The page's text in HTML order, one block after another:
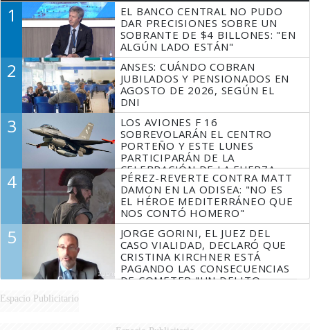
1
EL BANCO CENTRAL NO PUDO
DAR PRECISIONES SOBRE UN
SOBRANTE DE $4 BILLONES: "EN
ALGÚN LADO ESTÁN"
2
ANSES: CUÁNDO COBRAN
JUBILADOS Y PENSIONADOS EN
AGOSTO DE 2026, SEGÚN EL
DNI
3
LOS AVIONES F 16
SOBREVOLARÁN EL CENTRO
PORTEÑO Y ESTE LUNES
PARTICIPARÁN DE LA
CELEBRACIÓN DE LA FUERZA
AÉREA
4
PÉREZ-REVERTE CONTRA MATT
DAMON EN LA ODISEA: "NO ES
EL HÉROE MEDITERRÁNEO QUE
NOS CONTÓ HOMERO"
5
JORGE GORINI, EL JUEZ DEL
CASO VIALIDAD, DECLARÓ QUE
CRISTINA KIRCHNER ESTÁ
PAGANDO LAS CONSECUENCIAS
DE COMETER "UN DELITO
Espacio Publicitario